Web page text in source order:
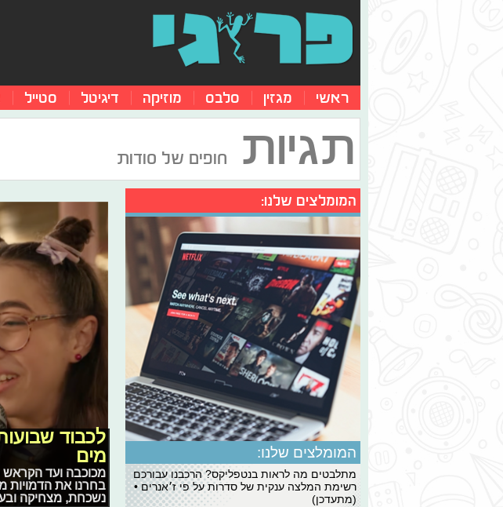
ראשי מגזין סלבס מוזיקה דיגיטל סטייל
תגיות חופים של סודות
לכבוד
מים
מכוכבה ועד הקראש
בחרנו את הדמויות
נשכחת, מצחיקה
המומלצים שלנו:
המומלצים שלנו:
מתלבטים מה לראות בנטפליקס? הרכבנו עבורכם
רשימת המלצה ענקית של סדרות על פי ז׳אנרים •
(מתעדכן)